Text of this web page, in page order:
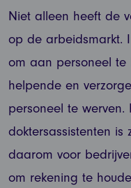
Niet alleen heeft de
op de arbeidsmarkt.
om aan personeel te
helpende en
personeel te werven.
doktersassistenten is
daarom voor
om rekening te